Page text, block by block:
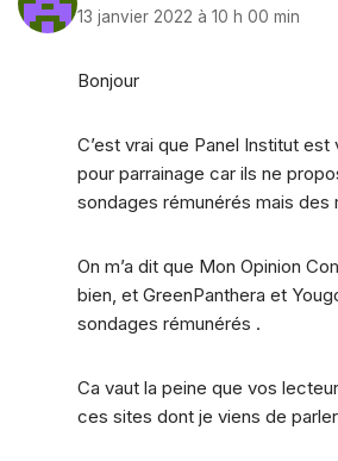
13 janvier 2022 à 10 h 00 min
Bonjour
C’est vrai que Panel Institut
pour parrainage car ils ne
sondages rémunérés mais des
On m’a dit que Mon Opinion
bien, et GreenPanthera et
sondages rémunérés .
Ca vaut la peine que vos
ces sites dont je viens de